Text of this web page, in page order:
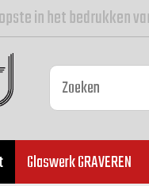
in het bedrukken
Glaswerk GRAVEREN